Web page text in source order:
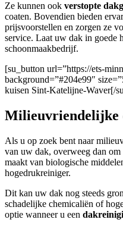
Ze kunnen ook verstopte
coaten. Bovendien bieden
prijsvoorstellen en zorgen ze
service. Laat uw dak in goede
schoonmaakbedrijf.
[su_button url=”https://ets-
background=”#204e99″
kuisen Sint-Katelijne-Waver[/
Milieuvriendelijke
Als u op zoek bent naar
van uw dak, overweeg dan
maakt van biologische
hogedrukreiniger.
Dit kan uw dak nog steeds
schadelijke chemicaliën of
optie wanneer u een